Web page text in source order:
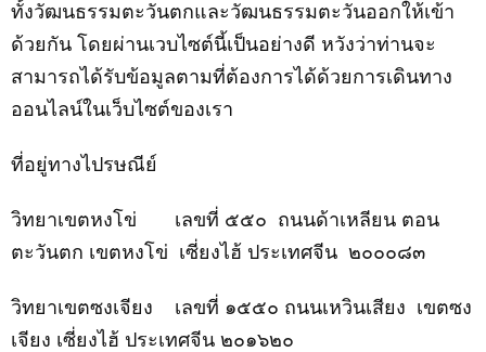
ทั้งวัฒนธรรมตะวันตกและวัฒนธรรมตะวันออกให้เข้า
ด้วยกัน โดยผ่านเวบไซต์นี้เป็นอย่างดี หวังว่าท่านจะ
สามารถได้รับข้อมูลตามที่ต้องการได้ด้วยการเดินทาง
ออนไลน์ในเว็บไซต์ของเรา
ที่อยู่ทางไปรษณีย์
วิทยาเขตหงโข่ เลขที่ ๕๕๐ ถนนด้าเหลียน ตอน
ตะวันตก เขตหงโข่ เซี่ยงไฮ้ ประเทศจีน ๒๐๐๐๘๓
วิทยาเขตซงเจียง เลขที่ ๑๕๕๐ ถนนเหวินเสียง เขตซง
เจียง เซี่ยงไฮ้ ประเทศจีน ๒๐๑๖๒๐